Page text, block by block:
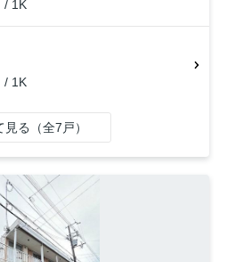
/ 1K
/ 1K
見る（全7戸）